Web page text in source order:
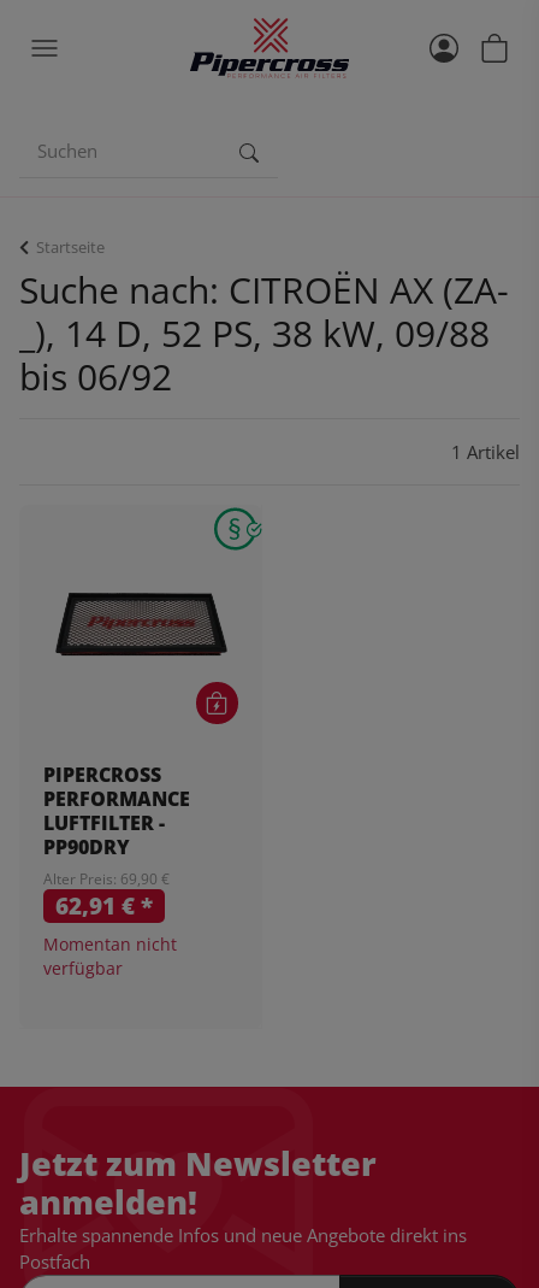
Startseite
Suche nach: CITROËN AX (ZA-
_), 14 D, 52 PS, 38 kW, 09/88
bis 06/92
1 Artikel
PIPERCROSS
PERFORMANCE
LUFTFILTER -
PP90DRY
Alter Preis: 69,90 €
62,91 €*
Momentan nicht
verfügbar
Jetzt zum Newsletter
anmelden!
Erhalte spannende Infos und neue Angebote direkt ins
Postfach